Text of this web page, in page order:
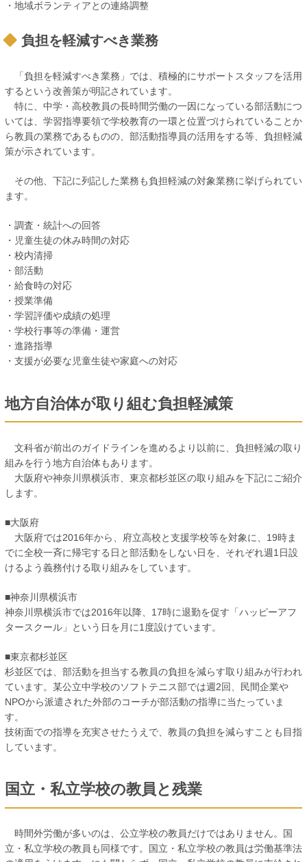
・地域ボランティアとの連絡調整
負担を軽減すべき業務
「負担を軽減すべき業務」では、積極的にサポートスタッフを活用
するという改善策が明記されています。
特に、中学・高校教員の長時間労働の一因になっている部活動につ
いては、学習指導要領で学校教育の一環と位置づけられていることか
ら教員の業務であるものの、部活動指導員の活用をする等、負担軽減
策が示されています。
その他、下記に列記した業務も負担軽減の対象業務に挙げられてい
ます。
・調査・統計への回答
・児童生徒の休み時間の対応
・校内清掃
・部活動
・給食時の対応
・授業準備
・学習評価や成績の処理
・学校行事等の準備・運営
・進路指導
・支援が必要な児童生徒や家庭への対応
地方自治体が取り組む負担軽減策
文科省が前出のガイドラインを進めるより以前に、負担軽減の取り
組みを行う地方自治体もあります。
大阪府や神奈川県横浜市、東京都杉並区の取り組みを下記にご紹介
します。
■大阪府
大阪府では2016年から、府立高校と支援学校等を対象に、19時ま
でに全校一斉に帰宅する日と部活動をしない日を、それぞれ週1日設
けるよう義務付ける取り組みをしています。
■神奈川県横浜市
神奈川県横浜市では2016年以降、17時に退勤を促す「ハッピーアフ
タースクール」という日を月に1度設けています。
■東京都杉並区
杉並区では、部活動を担当する教員の負担を減らす取り組みが行われ
ています。某公立中学校のソフトテニス部では週2回、民間企業や
NPOから派遣された外部のコーチが部活動の指導に当たっていま
す。
技術面での指導を充実させたうえで、教員の負担を減らすことも目指
しています。
国立・私立学校の教員と残業
時間外労働が多いのは、公立学校の教員だけではありません。国
立・私立学校の教員も同様です。国立・私立学校の教員は労働基準法